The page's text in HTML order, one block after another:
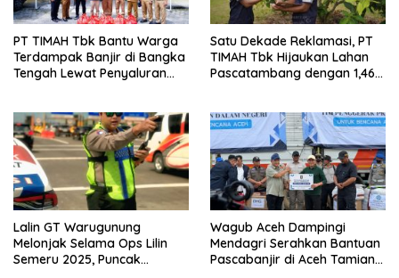
PT TIMAH Tbk Bantu Warga
Terdampak Banjir di Bangka
Tengah Lewat Penyaluran
Satu Dekade Reklamasi, PT
TIMAH Tbk Hijaukan Lahan
Pascatambang dengan 1,46
Lalin GT Warugunung
Melonjak Selama Ops Lilin
Semeru 2025, Puncak
Wagub Aceh Dampingi
Mendagri Serahkan Bantuan
Pascabanjir di Aceh Tamiang